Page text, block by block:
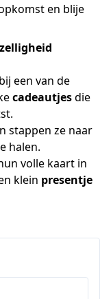
en blije
een van de
cadeautjes die
stappen ze naar
halen.
volle kaart in
klein presentje